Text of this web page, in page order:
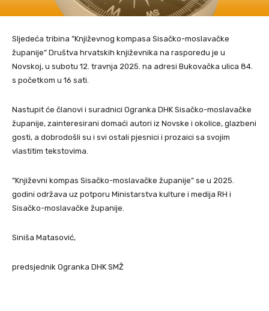
Sljedeća tribina ”Književnog kompasa Sisačko-moslavačke
županije” Društva hrvatskih književnika na rasporedu je u
Novskoj, u subotu 12. travnja 2025. na adresi Bukovačka ulica 84.
s početkom u 16 sati.
Nastupit će članovi i suradnici Ogranka DHK Sisačko-moslavačke
županije, zainteresirani domaći autori iz Novske i okolice, glazbeni
gosti, a dobrodošli su i svi ostali pjesnici i prozaici sa svojim
vlastitim tekstovima.
”Književni kompas Sisačko-moslavačke županije” se u 2025.
godini održava uz potporu Ministarstva kulture i medija RH i
Sisačko-moslavačke županije.
Siniša Matasović,
predsjednik Ogranka DHK SMŽ